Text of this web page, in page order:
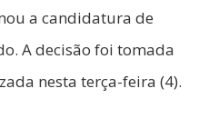
a candidatura de
A decisão foi tomada
nesta terça-feira (4).